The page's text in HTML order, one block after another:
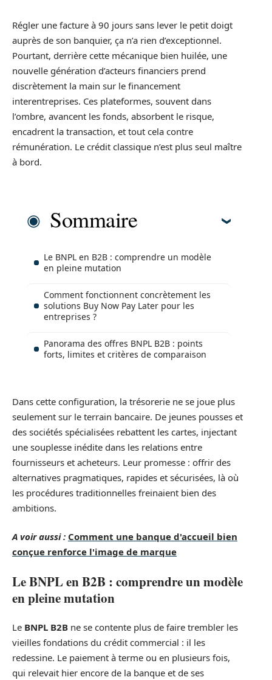
Régler une facture à 90 jours sans lever le petit doigt
auprès de son banquier, ça n’a rien d’exceptionnel.
Pourtant, derrière cette mécanique bien huilée, une
nouvelle génération d’acteurs financiers prend
discrètement la main sur le financement
interentreprises. Ces plateformes, souvent dans
l’ombre, avancent les fonds, absorbent le risque,
encadrent la transaction, et tout cela contre
rémunération. Le crédit classique n’est plus seul maître
à bord.
Sommaire
Le BNPL en B2B : comprendre un modèle
en pleine mutation
Comment fonctionnent concrètement les
solutions Buy Now Pay Later pour les
entreprises ?
Panorama des offres BNPL B2B : points
forts, limites et critères de comparaison
Dans cette configuration, la trésorerie ne se joue plus
seulement sur le terrain bancaire. De jeunes pousses et
des sociétés spécialisées rebattent les cartes, injectant
une souplesse inédite dans les relations entre
fournisseurs et acheteurs. Leur promesse : offrir des
alternatives pragmatiques, rapides et sécurisées, là où
les procédures traditionnelles freinaient bien des
ambitions.
A voir aussi : Comment une banque d'accueil bien
conçue renforce l'image de marque
Le BNPL en B2B : comprendre un modèle
en pleine mutation
Le BNPL B2B ne se contente plus de faire trembler les
vieilles fondations du crédit commercial : il les
redessine. Le paiement à terme ou en plusieurs fois,
qui relevait hier encore de la banque et de ses